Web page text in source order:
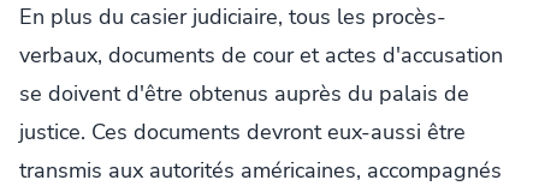
En plus du casier judiciaire, tous les procès-
verbaux, documents de cour et actes d'accusation
se doivent d'être obtenus auprès du palais de
justice. Ces documents devront eux-aussi être
transmis aux autorités américaines, accompagnés